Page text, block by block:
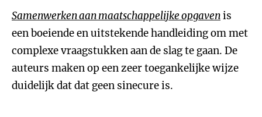
Samenwerken aan maatschappelijke opgavenis
een boeiende en uitstekende handleiding om met
complexe vraagstukken aan de slag te gaan. De
auteurs maken op een zeer toegankelijke wijze
duidelijk dat dat geen sinecure is.